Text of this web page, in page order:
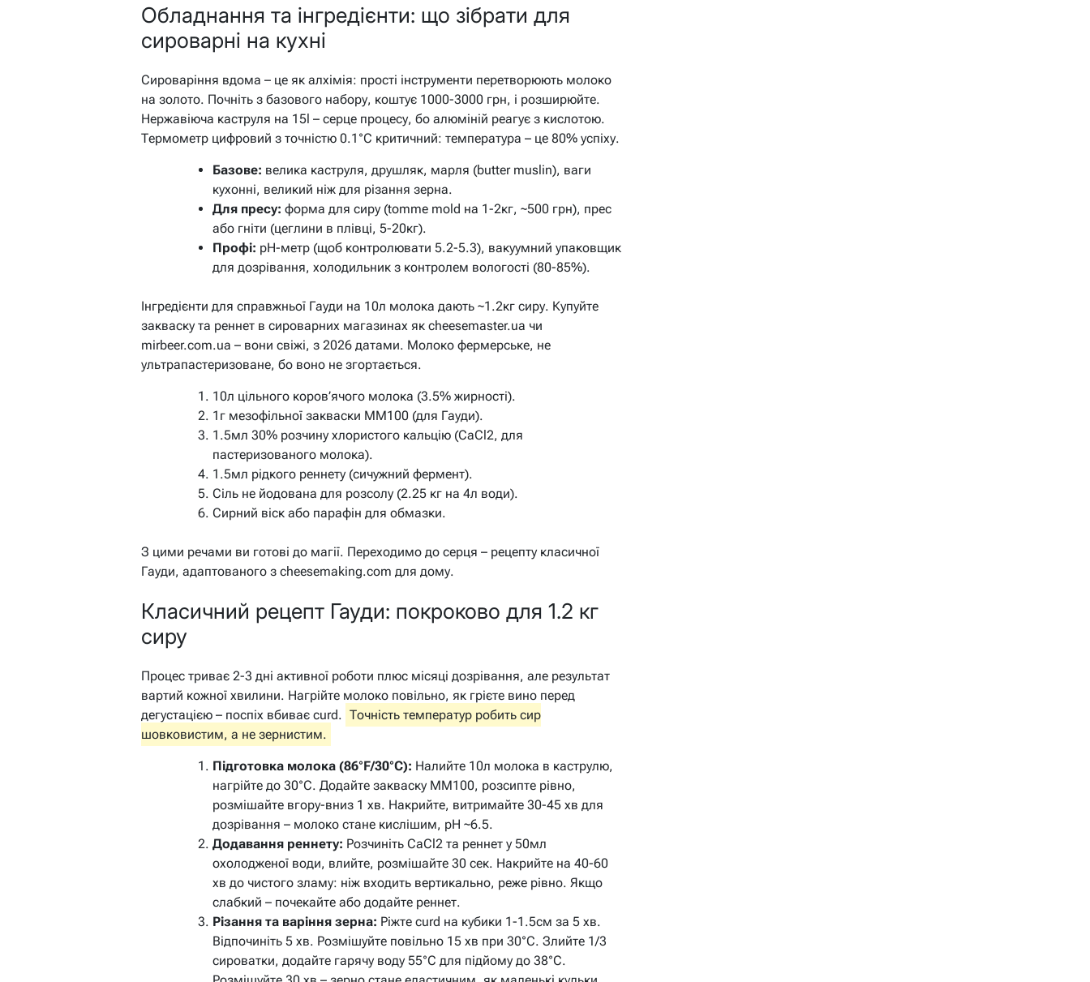
Обладнання та інгредієнти: що зібрати для
сироварні на кухні
Сироваріння вдома – це як алхімія: прості інструменти перетворюють молоко
на золото. Почніть з базового набору, коштує 1000-3000 грн, і розширюйте.
Нержавіюча каструля на 15l – серце процесу, бо алюміній реагує з кислотою.
Термометр цифровий з точністю 0.1°C критичний: температура – це 80% успіху.
Базове: велика каструля, друшляк, марля (butter muslin), ваги
кухонні, великий ніж для різання зерна.
Для пресу: форма для сиру (tomme mold на 1-2кг, ~500 грн), прес
або гніти (цеглини в плівці, 5-20кг).
Профі: pH-метр (щоб контролювати 5.2-5.3), вакуумний упаковщик
для дозрівання, холодильник з контролем вологості (80-85%).
Інгредієнти для справжньої Гауди на 10л молока дають ~1.2кг сиру. Купуйте
закваску та реннет в сироварних магазинах як cheesemaster.ua чи
mirbeer.com.ua – вони свіжі, з 2026 датами. Молоко фермерське, не
ультрапастеризоване, бо воно не згортається.
10л цільного коров’ячого молока (3.5% жирності).
1г мезофільної закваски MM100 (для Гауди).
1.5мл 30% розчину хлористого кальцію (CaCl2, для
пастеризованого молока).
1.5мл рідкого реннету (сичужний фермент).
Сіль не йодована для розсолу (2.25 кг на 4л води).
Сирний віск або парафін для обмазки.
З цими речами ви готові до магії. Переходимо до серця – рецепту класичної
Гауди, адаптованого з cheesemaking.com для дому.
Класичний рецепт Гауди: покроково для 1.2 кг
сиру
Процес триває 2-3 дні активної роботи плюс місяці дозрівання, але результат
вартий кожної хвилини. Нагрійте молоко повільно, як грієте вино перед
дегустацією – поспіх вбиває curd. Точність температур робить сир
шовковистим, а не зернистим.
Підготовка молока (86°F/30°C): Налийте 10л молока в каструлю,
нагрійте до 30°C. Додайте закваску MM100, розсипте рівно,
розмішайте вгору-вниз 1 хв. Накрийте, витримайте 30-45 хв для
дозрівання – молоко стане кислішим, pH ~6.5.
Додавання реннету: Розчиніть CaCl2 та реннет у 50мл
охолодженої води, влийте, розмішайте 30 сек. Накрийте на 40-60
хв до чистого зламу: ніж входить вертикально, реже рівно. Якщо
слабкий – почекайте або додайте реннет.
Різання та варіння зерна: Ріжте curd на кубики 1-1.5см за 5 хв.
Відпочиніть 5 хв. Розмішуйте повільно 15 хв при 30°C. Злийте 1/3
сироватки, додайте гарячу воду 55°C для підйому до 38°C.